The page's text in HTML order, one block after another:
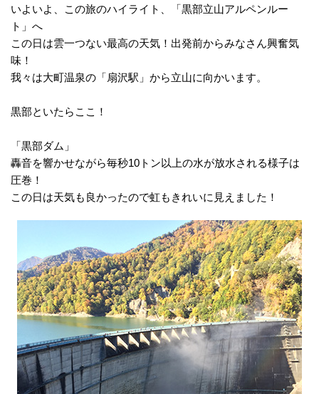
いよいよ、この旅のハイライト、「黒部立山アルペンルー
ト」へ
この日は雲一つない最高の天気！出発前からみなさん興奮気
味！
我々は大町温泉の「扇沢駅」から立山に向かいます。
黒部といたらここ！
「黒部ダム」
轟音を響かせながら毎秒10トン以上の水が放水される様子は
圧巻！
この日は天気も良かったので虹もきれいに見えました！